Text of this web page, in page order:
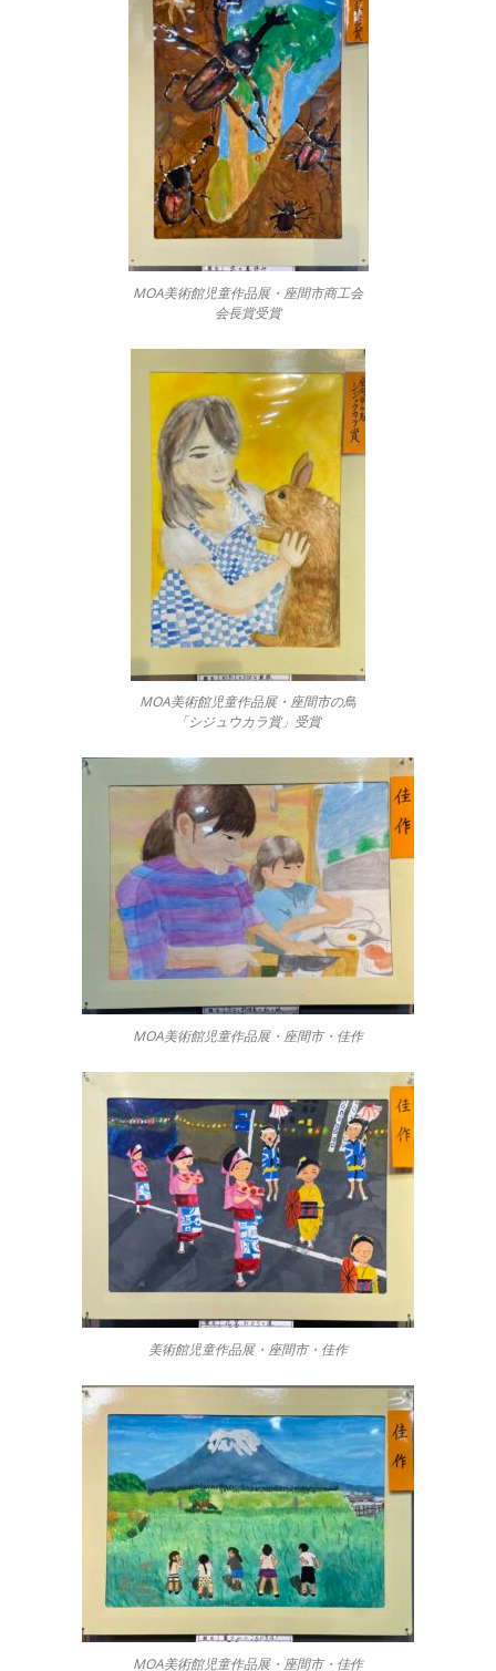
MOA美術館児童作品展・座間市商工会
会長賞受賞
MOA美術館児童作品展・座間市の鳥
「シジュウカラ賞」受賞
MOA美術館児童作品展・座間市・佳作
美術館児童作品展・座間市・佳作
MOA美術館児童作品展・座間市・佳作